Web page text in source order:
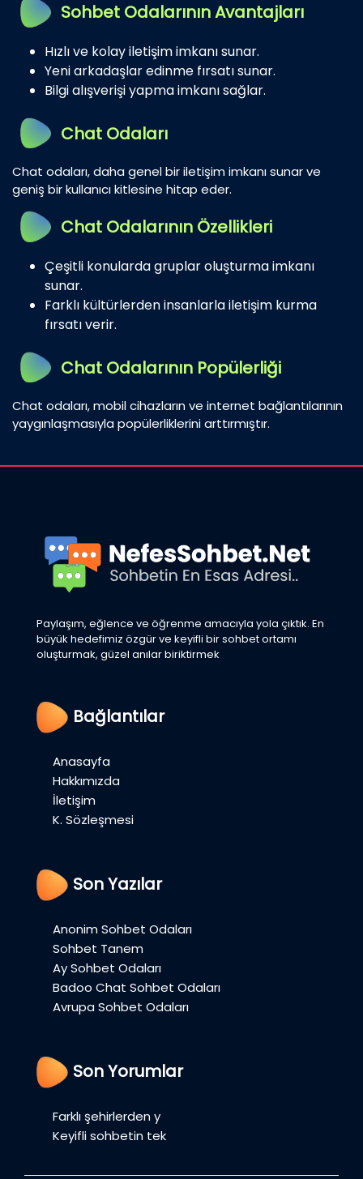
Sohbet Odalarının Avantajları
Hızlı ve kolay iletişim imkanı sunar.
Yeni arkadaşlar edinme fırsatı sunar.
Bilgi alışverişi yapma imkanı sağlar.
Chat Odaları
Chat odaları, daha genel bir iletişim imkanı sunar ve
geniş bir kullanıcı kitlesine hitap eder.
Chat Odalarının Özellikleri
Çeşitli konularda gruplar oluşturma imkanı
sunar.
Farklı kültürlerden insanlarla iletişim kurma
fırsatı verir.
Chat Odalarının Popülerliği
Chat odaları, mobil cihazların ve internet bağlantılarının
yaygınlaşmasıyla popülerliklerini arttırmıştır.
Paylaşım, eğlence ve öğrenme amacıyla yola çıktık. En
büyük hedefimiz özgür ve keyifli bir sohbet ortamı
oluşturmak, güzel anılar biriktirmek
Bağlantılar
Anasayfa
Hakkımızda
İletişim
K. Sözleşmesi
Son Yazılar
Anonim Sohbet Odaları
Sohbet Tanem
Ay Sohbet Odaları
Badoo Chat Sohbet Odaları
Avrupa Sohbet Odaları
Son Yorumlar
Farklı şehirlerden y
Keyifli sohbetin tek